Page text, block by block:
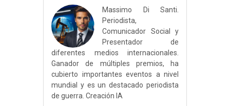
Massimo Di Santi.
Periodista,
Comunicador Social y
Presentador de
diferentes medios internacionales.
Ganador de múltiples premios, ha
cubierto importantes eventos a nivel
mundial y es un destacado periodista
de guerra. Creación IA